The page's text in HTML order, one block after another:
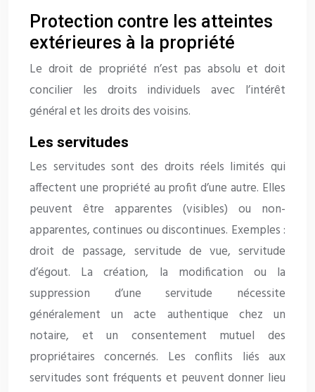
Protection contre les atteintes
extérieures à la propriété
Le droit de propriété n’est pas absolu et doit
concilier les droits individuels avec l’intérêt
général et les droits des voisins.
Les servitudes
Les servitudes sont des droits réels limités qui
affectent une propriété au profit d’une autre. Elles
peuvent être apparentes (visibles) ou non-
apparentes, continues ou discontinues. Exemples :
droit de passage, servitude de vue, servitude
d’égout. La création, la modification ou la
suppression d’une servitude nécessite
généralement un acte authentique chez un
notaire, et un consentement mutuel des
propriétaires concernés. Les conflits liés aux
servitudes sont fréquents et peuvent donner lieu